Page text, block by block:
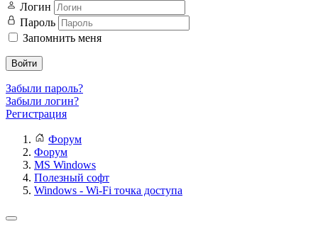
Логин
Пароль
Запомнить меня
Войти
Забыли пароль?
Забыли логин?
Регистрация
Форум
Форум
MS Windows
Полезный софт
Windows - Wi-Fi точка доступа